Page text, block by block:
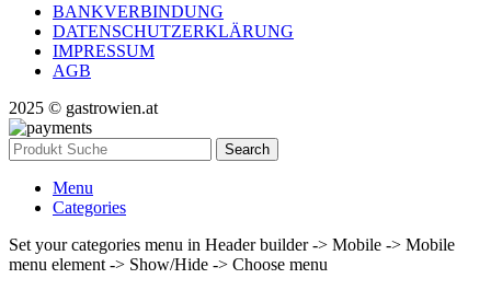
BANKVERBINDUNG
DATENSCHUTZERKLÄRUNG
IMPRESSUM
AGB
2025 © gastrowien.at
Search
Menu
Categories
Set your categories menu in Header builder -> Mobile -> Mobile
menu element -> Show/Hide -> Choose menu